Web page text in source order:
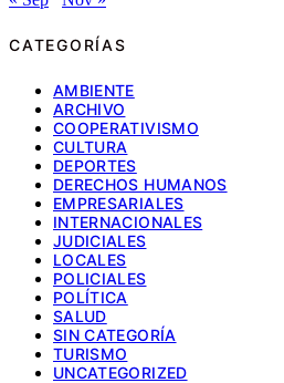
CATEGORÍAS
AMBIENTE
ARCHIVO
COOPERATIVISMO
CULTURA
DEPORTES
DERECHOS HUMANOS
EMPRESARIALES
INTERNACIONALES
JUDICIALES
LOCALES
POLICIALES
POLÍTICA
SALUD
SIN CATEGORÍA
TURISMO
UNCATEGORIZED